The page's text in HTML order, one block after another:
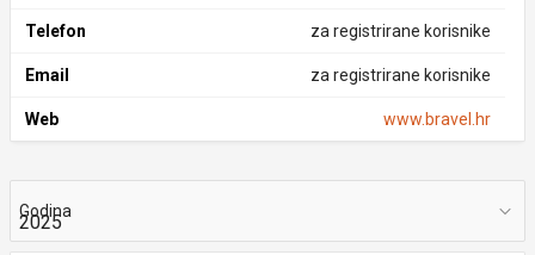
Telefon za registrirane korisnike
Email za registrirane korisnike
Web www.bravel.hr
Godina